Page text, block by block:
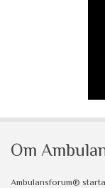
Om
Ambulansforum®